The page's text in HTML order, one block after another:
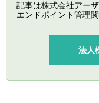
記事は株式会社アー
エンドポイント管理
法人